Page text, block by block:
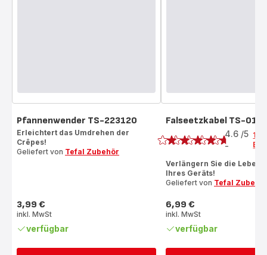
Pfannenwender TS-223120
Erleichtert das Umdrehen der
Crêpes!
Geliefert von Tefal Zubehör
Preis
3,99 €
inkl. MwSt
verfügbar
Falseetzkabel TS-
Bewertung
4.6 /5
-
16
Verlängern Sie die
Ihres Geräts!
Geliefert von Tefal
Preis
6,99 €
inkl. MwSt
verfügbar